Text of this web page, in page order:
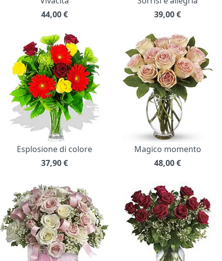
44,00€
39,00€
Esplosione di colore
37,90€
Magico momento
48,00€